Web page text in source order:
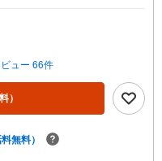
お客様の人生のパートナー
続けます。【Yahoo！ 不動
で物件を成約するとPayPay
！ 不動産 物件ご成約キ
。「資料をもらう」「見学
合わせください。※必ずYah
せん。ご案内・詳細な資料
ュー 66件
）
無料）